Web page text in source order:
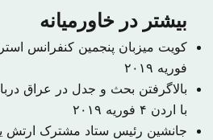
بیشتر در خاورمیانه
کویت میزبان پنجمین کنفرانس
فوریه ۲۰۱۹
بالاگرفتن بحث و جدل در عراق
با اردن ۴ فوریه ۲۰۱۹
جانشین رئیس ستاد مشترک